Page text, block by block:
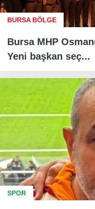
BURSA BÖLGE
Bursa MHP
Yeni başkan seç...
SPOR